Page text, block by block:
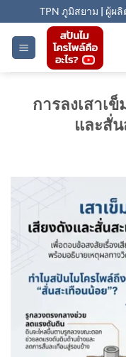
to
content
TPN ภูมิสยาม | ผู้ผลิ
การลงเสาเ
และสั่